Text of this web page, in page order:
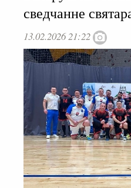
сведчанне
13.02.2026 21:22